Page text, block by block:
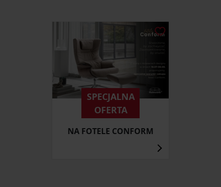
SPECJALNA
OFERTA
NA FOTELE CONFORM